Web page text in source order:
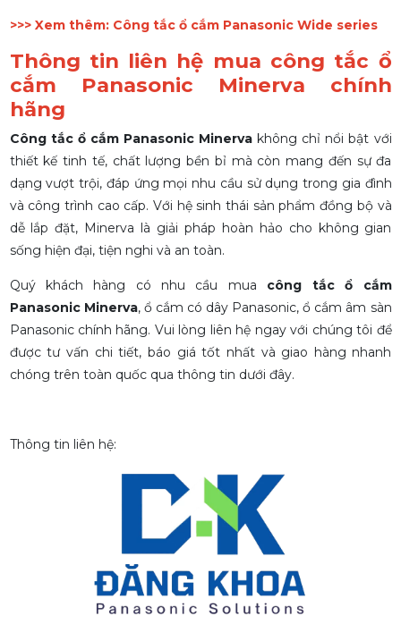
>>> Xem thêm: Công tắc ổ cắm Panasonic Wide series
Thông tin liên hệ mua công tắc ổ
cắm Panasonic Minerva chính
hãng
Công tắc ổ cắm Panasonic Minerva không chỉ nổi bật với
thiết kế tinh tế, chất lượng bền bỉ mà còn mang đến sự đa
dạng vượt trội, đáp ứng mọi nhu cầu sử dụng trong gia đình
và công trình cao cấp. Với hệ sinh thái sản phẩm đồng bộ và
dễ lắp đặt, Minerva là giải pháp hoàn hảo cho không gian
sống hiện đại, tiện nghi và an toàn.
Quý khách hàng có nhu cầu mua công tắc ổ cắm
Panasonic Minerva, ổ cắm có dây Panasonic, ổ cắm âm sàn
Panasonicchính hãng. Vui lòng liên hệ ngay với chúng tôi để
được tư vấn chi tiết, báo giá tốt nhất và giao hàng nhanh
chóng trên toàn quốc qua thông tin dưới đây.
Thông tin liên hệ: